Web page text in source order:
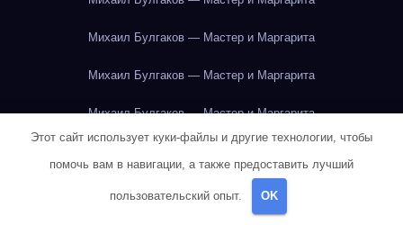
Михаил Булгаков — Мастер и Маргарита
Михаил Булгаков — Мастер и Маргарита
Михаил Булгаков — Мастер и Маргарита
Михаил Булгаков — Мастер и Маргарита
Этот сайт использует куки-файлы и другие технологии, чтобы
помочь вам в навигации, а также предоставить лучший
пользовательский опыт. OK